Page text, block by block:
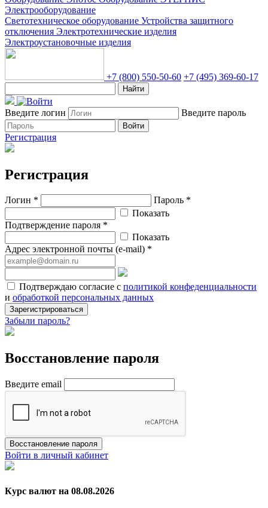
Электрооборудование
Светотехническое оборудование Устройства защитного
отключения Электротехнические изделия
Электроустановочные изделия
+7 (800) 550-50-60 +7 (495) 369-60-17
Найти
Введите логин Введите пароль
Войти
Регистрация
Регистрация
Логин *
Пароль *
Показать
Подтверждение пароля *
Показать
Адрес электронной почты (e-mail) *
Подтверждаю согласие с политикой конфеденциальности
и обработкой персональных данных
Зарегистрироваться
Забыли пароль?
Восстановление пароля
Введите email
Восстановление пароля
Войти в личный кабинет
Курс валют на 08.08.2026